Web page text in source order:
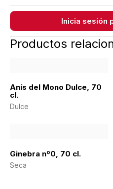
Inicia sesión
Productos
Anís del Mono Dulce, 70
cl.
Dulce
Ginebra nº0, 70 cl.
Seca